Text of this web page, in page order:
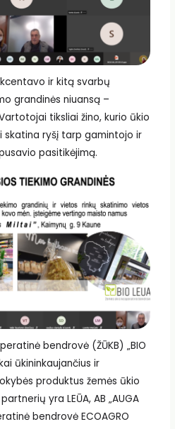
ir kitą svarbų
grandinės niuansą –
tiksliai žino, kurio ūkio
skatina ryšį tarp gamintojo ir
pasitikėjimą.
bendrovė (ŽŪKB) „BIO
ūkininkaujančius ir
produktus žemės ūkio
yra LEŪA, AB „AUGA
bendrovė ECOAGRO